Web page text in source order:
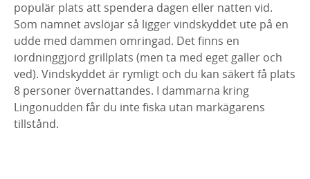
populär plats att spendera dagen eller natten vid.
Som namnet avslöjar så ligger vindskyddet ute på en
udde med dammen omringad. Det finns en
iordninggjord grillplats (men ta med eget galler och
ved). Vindskyddet är rymligt och du kan säkert få plats
8 personer övernattandes. I dammarna kring
Lingonudden får du inte fiska utan markägarens
tillstånd.